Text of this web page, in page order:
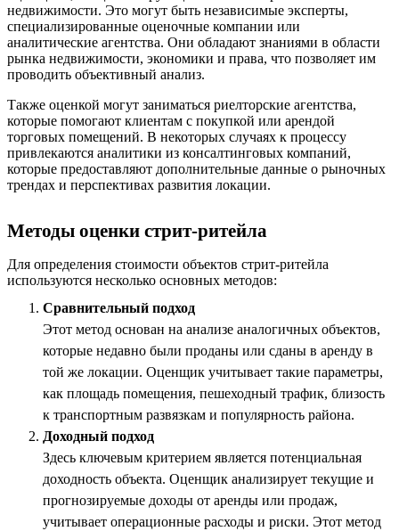
недвижимости. Это могут быть независимые эксперты,
специализированные оценочные компании или
аналитические агентства. Они обладают знаниями в области
рынка недвижимости, экономики и права, что позволяет им
проводить объективный анализ.
Также оценкой могут заниматься риелторские агентства,
которые помогают клиентам с покупкой или арендой
торговых помещений. В некоторых случаях к процессу
привлекаются аналитики из консалтинговых компаний,
которые предоставляют дополнительные данные о рыночных
трендах и перспективах развития локации.
Методы оценки стрит-ритейла
Для определения стоимости объектов стрит-ритейла
используются несколько основных методов:
Сравнительный подход
Этот метод основан на анализе аналогичных объектов,
которые недавно были проданы или сданы в аренду в
той же локации. Оценщик учитывает такие параметры,
как площадь помещения, пешеходный трафик, близость
к транспортным развязкам и популярность района.
Доходный подход
Здесь ключевым критерием является потенциальная
доходность объекта. Оценщик анализирует текущие и
прогнозируемые доходы от аренды или продаж,
учитывает операционные расходы и риски. Этот метод